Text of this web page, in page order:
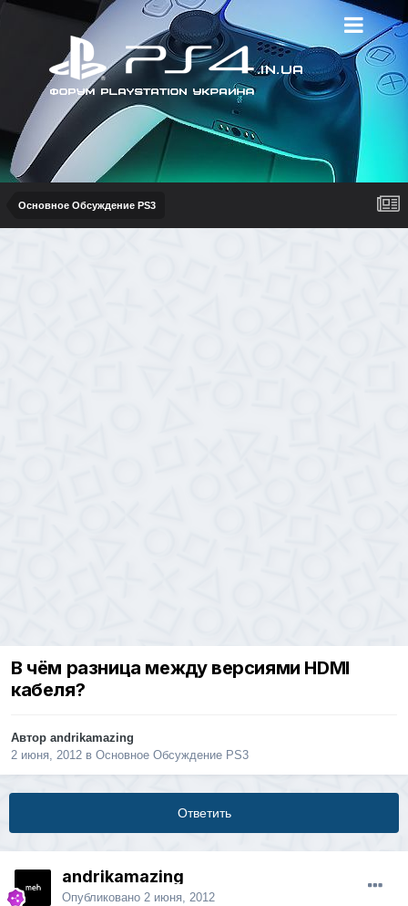
Основное Обсуждение PS3
В чём разница между версиями HDMI
кабеля?
Автор andrikamazing
2 июня, 2012 в Основное Обсуждение PS3
Ответить
andrikamazing
Опубликовано 2 июня, 2012